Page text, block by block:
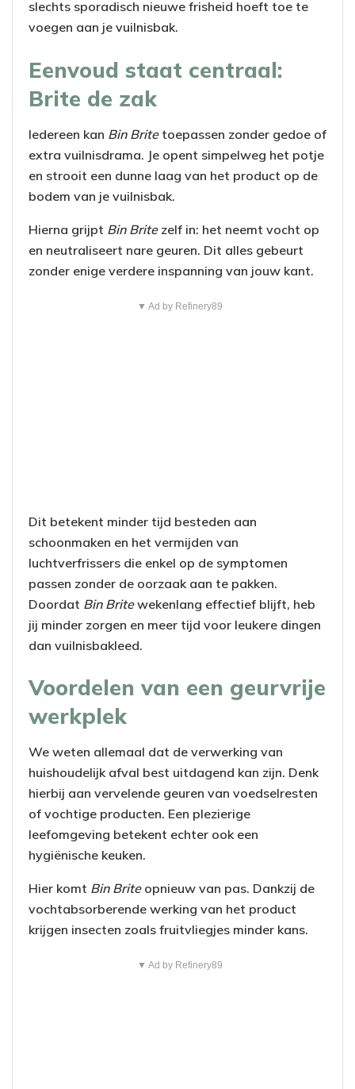
slechts sporadisch nieuwe frisheid hoeft toe te
voegen aan je vuilnisbak.
Eenvoud staat centraal:
Brite de zak
Iedereen kan Bin Britetoepassen zonder gedoe of
extra vuilnisdrama. Je opent simpelweg het potje
en strooit een dunne laag van het product op de
bodem van je vuilnisbak.
Hierna grijpt Bin Britezelf in: het neemt vocht op
en neutraliseert nare geuren. Dit alles gebeurt
zonder enige verdere inspanning van jouw kant.
▼ Ad by Refinery89
Dit betekent minder tijd besteden aan
schoonmaken en het vermijden van
luchtverfrissers die enkel op de symptomen
passen zonder de oorzaak aan te pakken.
Doordat Bin Britewekenlang effectief blijft, heb
jij minder zorgen en meer tijd voor leukere dingen
dan vuilnisbakleed.
Voordelen van een geurvrije
werkplek
We weten allemaal dat de verwerking van
huishoudelijk afval best uitdagend kan zijn. Denk
hierbij aan vervelende geuren van voedselresten
of vochtige producten. Een plezierige
leefomgeving betekent echter ook een
hygiënische keuken.
Hier komt Bin Briteopnieuw van pas. Dankzij de
vochtabsorberende werking van het product
krijgen insecten zoals fruitvliegjes minder kans.
▼ Ad by Refinery89